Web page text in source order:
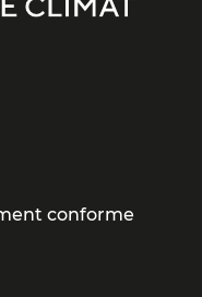
conforme